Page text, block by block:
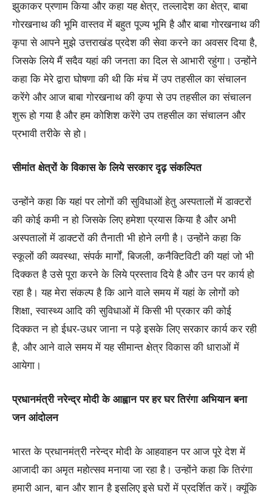
झुकाकर प्रणाम किया और कहा यह क्षेत्र, तल्लादेश का क्षेत्र, बाबा
गोरखनाथ की भूमि वास्तव में बहुत पूज्य भूमि है और बाबा गोरखनाथ की
कृपा से आपने मुझे उत्तराखंड प्रदेश की सेवा करने का अवसर दिया है,
जिसके लिये मैं सदैव यहां की जनता का दिल से आभारी रहुंगा। उन्होंने
कहा कि मेरे द्वारा घोषणा की थी कि मंच में उप तहसील का संचालन
करेंगे और आज बाबा गोरखनाथ की कृपा से उप तहसील का संचालन
शुरू हो गया है और हम कोशिश करेंगे उप तहसील का संचालन और
प्रभावी तरीके से हो।
सीमांत क्षेत्रों के विकास के लिये सरकार दृढ़ संकल्पित
उन्होंने कहा कि यहां पर लोगों की सुविधाओं हेतु अस्पतालों में डाक्टरों
की कोई कमी न हो जिसके लिए हमेशा प्रयास किया है और अभी
अस्पतालों में डाक्टरों की तैनाती भी होने लगी है। उन्होंने कहा कि
स्कूलों की व्यवस्था, संपर्क मार्गों, बिजली, कनैक्टिविटी की यहां जो भी
दिक्कत है उसे पूरा करने के लिये प्रस्ताव दिये है और उन पर कार्य हो
रहा है। यह मेरा संकल्प है कि आने वाले समय में यहां के लोगों को
शिक्षा, स्वास्थ्य आदि की सुविधाओं में किसी भी प्रकार की कोई
दिक्कत न हो ईधर-उधर जाना न पड़े इसके लिए सरकार कार्य कर रही
है, और आने वाले समय में यह सीमान्त क्षेत्र विकास की धाराओं में
आयेगा।
प्रधानमंत्री नरेन्द्र मोदी के आह्वान पर हर घर तिरंगा अभियान बना
जन आंदोलन
भारत के प्रधानमंत्री नरेन्द्र मोदी के आहवाहन पर आज पूरे देश में
आजादी का अमृत महोत्सव मनाया जा रहा है। उन्होंने कहा कि तिरंगा
हमारी आन, बान और शान है इसलिए इसे घरों में प्रदर्शित करें। क्यूंकि